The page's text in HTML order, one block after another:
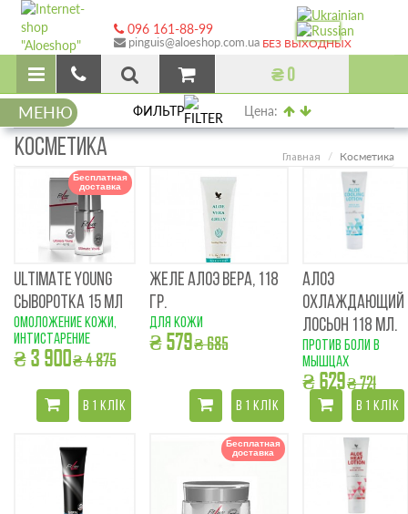
096 161-88-99
pinguis@aloeshop.com.ua БЕЗ ВЫХОДНЫХ
₴ 0
МЕНЮ ФИЛЬТР Цена:
КОСМЕТИКА Главная Косметика
Бесплатная
доставка
ULTIMATE YOUNG
СЫВОРОТКА 15 МЛ
омоложение кожи,
интистарение
₴ 3 900₴ 4 875
В 1 КЛІК
ЖЕЛЕ АЛОЭ ВЕРА, 118
ГР.
для кожи
₴ 579₴ 685
В 1 КЛІК
АЛОЭ
ОХЛАЖДАЮЩИЙ
ЛОСЬОН 118 МЛ.
против боли в
мышцах
₴ 629₴ 721
В 1 КЛІК
Бесплатная
доставка